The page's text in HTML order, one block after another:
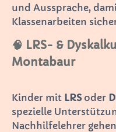
und Aussprache,
Klassenarbeiten
🧠 LRS- &
Montabaur
Kinder mit LRSoder
spezielle
Nachhilfelehrer